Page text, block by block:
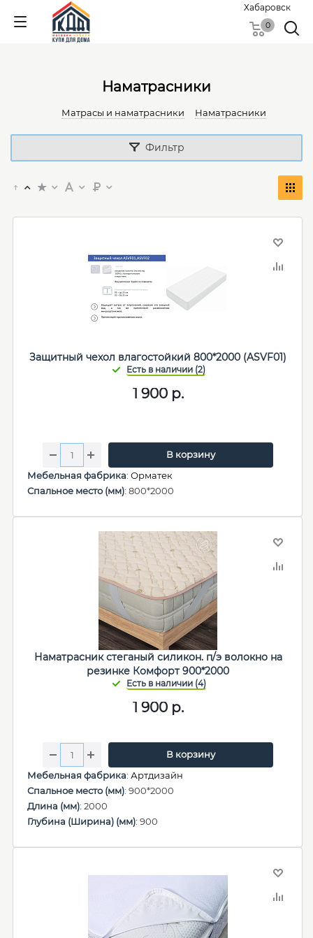
Хабаровск
0
Наматрасники
Матрасы и наматрасники Наматрасники
Фильтр
Защитный чехол влагостойкий 800*2000 (ASVF01)
1 900р.
В корзину
Мебельная фабрика: Орматек
Спальное место (мм): 800*2000
Наматрасник стеганый силикон. п/э волокно на
резинке Комфорт 900*2000
1 900р.
В корзину
Мебельная фабрика: Артдизайн
Спальное место (мм): 900*2000
Длина (мм): 2000
Глубина (Ширина) (мм): 900